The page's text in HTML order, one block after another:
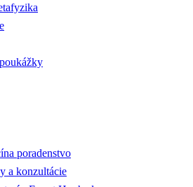
poradenstvo
a konzultácie